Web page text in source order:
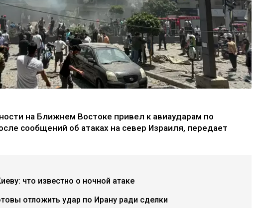
на Ближнем Востоке привел к авиаударам по
сообщений об атаках на север Израиля, передает
что известно о ночной атаке
отложить удар по Ирану ради сделки